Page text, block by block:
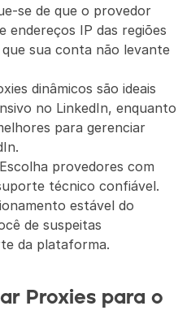
se de que o provedor
endereços IP das regiões
sua conta não levante
dinâmicos são ideais
no LinkedIn, enquanto
para gerenciar
provedores com
técnico confiável.
estável do
de suspeitas
da plataforma.
Proxies para o